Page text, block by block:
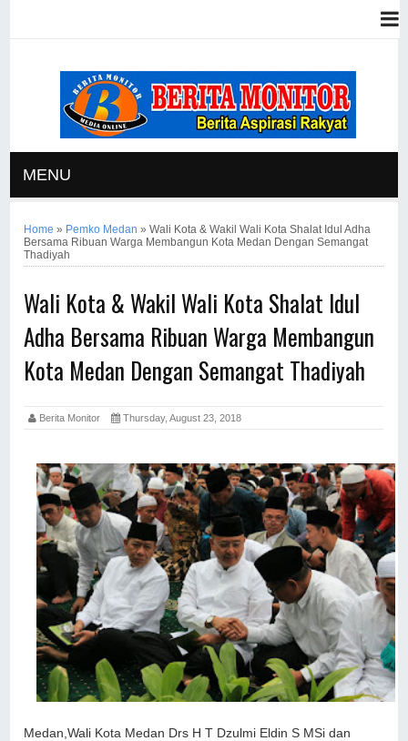
MENU
Home » Pemko Medan »Wali Kota & Wakil Wali Kota Shalat Idul Adha
Bersama Ribuan Warga Membangun Kota Medan Dengan Semangat
Thadiyah
Wali Kota & Wakil Wali Kota Shalat Idul
Adha Bersama Ribuan Warga Membangun
Kota Medan Dengan Semangat Thadiyah
Berita Monitor Thursday, August 23, 2018
Medan,Wali Kota Medan Drs H T Dzulmi Eldin S MSi dan